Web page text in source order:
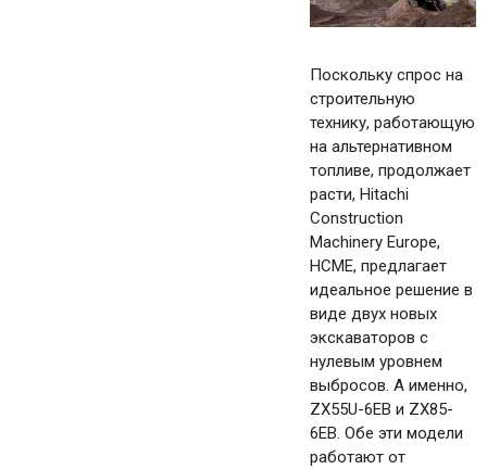
Поскольку спрос на
строительную
технику, работающую
на альтернативном
топливе, продолжает
расти, Hitachi
Construction
Machinery Europe,
HCME, предлагает
идеальное решение в
виде двух новых
экскаваторов с
нулевым уровнем
выбросов. А именно,
ZX55U-6EB и ZX85-
6EB. Обе эти модели
работают от